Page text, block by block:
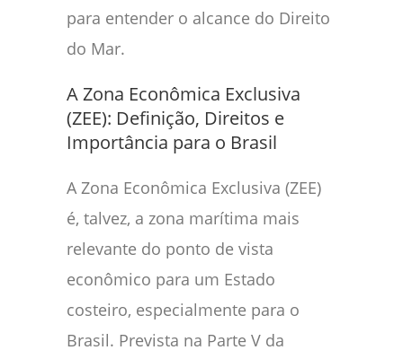
para entender o alcance do Direito
do Mar.
A Zona Econômica Exclusiva
(ZEE): Definição, Direitos e
Importância para o Brasil
A Zona Econômica Exclusiva (ZEE)
é, talvez, a zona marítima mais
relevante do ponto de vista
econômico para um Estado
costeiro, especialmente para o
Brasil. Prevista na Parte V da